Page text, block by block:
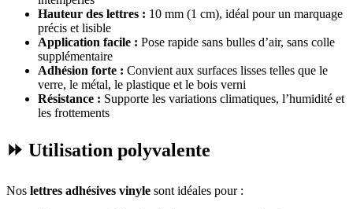
Hauteur des lettres : 10 mm (1 cm), idéal pour un marquage
précis et lisible
Application facile : Pose rapide sans bulles d’air, sans colle
supplémentaire
Adhésion forte : Convient aux surfaces lisses telles que le
verre, le métal, le plastique et le bois verni
Résistance : Supporte les variations climatiques, l’humidité et
les frottements
⏩ Utilisation polyvalente
Nos lettres adhésives vinyle sont idéales pour :